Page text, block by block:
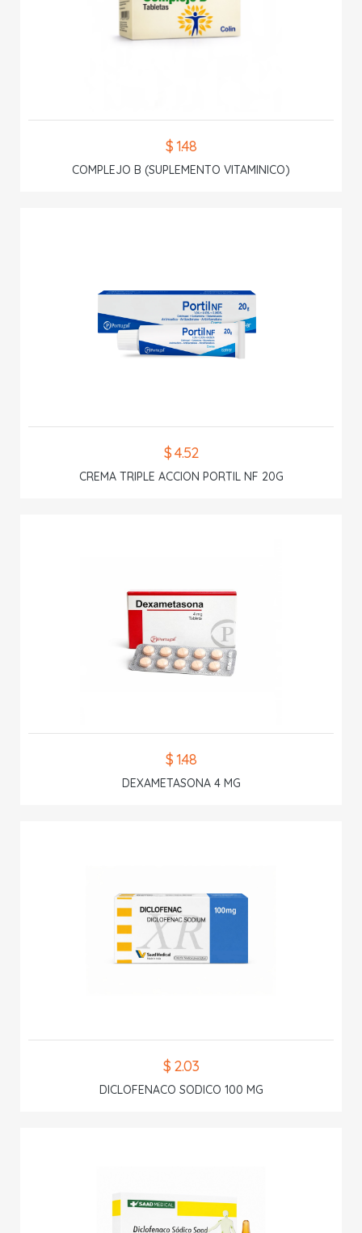
$ 1.48
COMPLEJO B (SUPLEMENTO VITAMINICO)
$ 4.52
CREMA TRIPLE ACCION PORTIL NF 20G
$ 1.48
DEXAMETASONA 4 MG
$ 2.03
DICLOFENACO SODICO 100 MG